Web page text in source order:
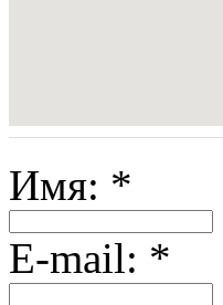
Имя: *
E-mail: *